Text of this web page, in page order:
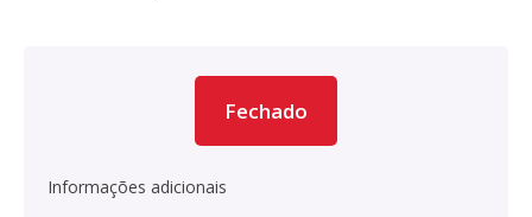
Fechado
Informações adicionais